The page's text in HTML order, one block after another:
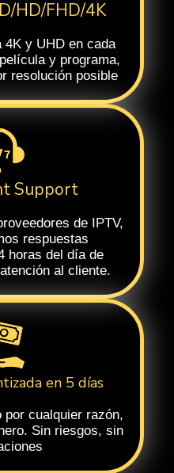
HD/FHD/4K
4K y UHD en cada
y programa,
resolución posible
Support
de IPTV,
respuestas
horas del día de
al cliente.
en 5 días
cualquier razón,
Sin riesgos, sin